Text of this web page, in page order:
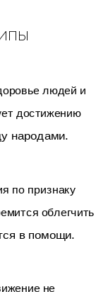
людей и
достижению
народами.
по признаку
облегчить
в помощи.
не